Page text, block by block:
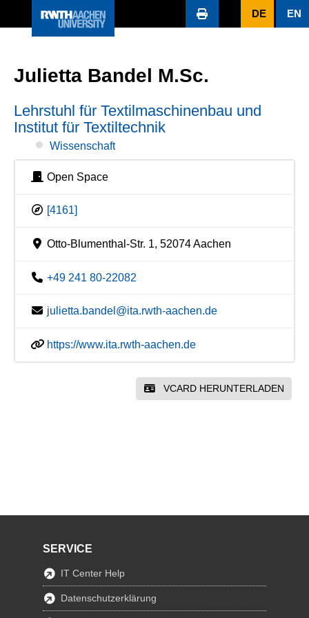
DE EN
Julietta Bandel M.Sc.
Lehrstuhl für Textilmaschinenbau und
Institut für Textiltechnik
Wissenschaft
Open Space
[4161]
Otto-Blumenthal-Str. 1, 52074 Aachen
+49 241 80-22082
julietta.bandel@ita.rwth-aachen.de
https://www.ita.rwth-aachen.de
VCARD HERUNTERLADEN
SERVICE
IT Center Help
Datenschutzerklärung